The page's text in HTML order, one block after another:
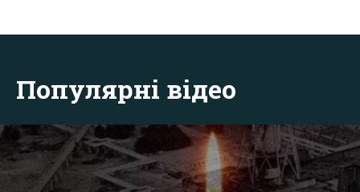
Популярні відео